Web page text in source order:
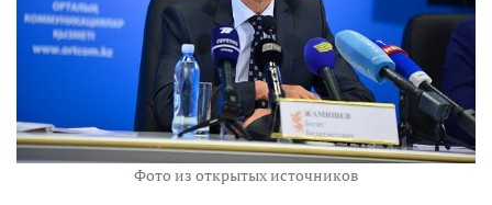
Фото из открытых источников